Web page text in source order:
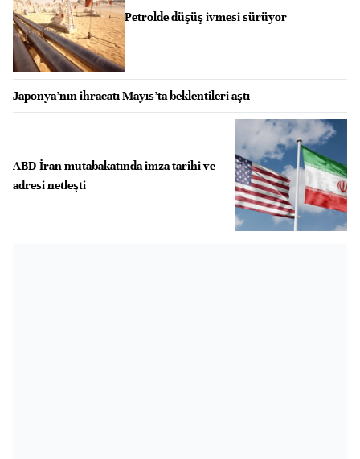
Petrolde düşüş ivmesi sürüyor
Japonya’nın ihracatı Mayıs’ta beklentileri aştı
ABD-İran mutabakatında imza tarihi ve
adresi netleşti